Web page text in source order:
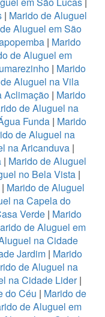
| Marido de Aluguel
Aluguel em São
| Marido
de Aluguel em
| Marido
Aluguel na Vila
Aclimação | Marido
de Aluguel na
Funda| Marido
de Aluguel na
na Aricanduva|
| Marido de Aluguel
no Bela Vista |
Marido de Aluguel
na Capela do
Verde| Marido
de Aluguel em
na Cidade
Jardim | Marido
de Aluguel na
na Cidade Lider|
do Céu | Marido de
de Aluguel em